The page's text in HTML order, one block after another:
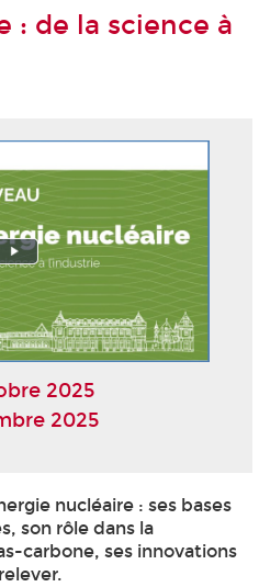
: de la science à
2025
2025
nucléaire : ses bases
son rôle dans la
carbone, ses innovations